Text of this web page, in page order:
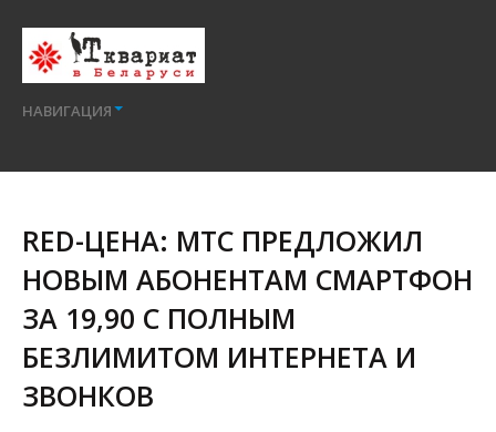
НАВИГАЦИЯ
RED-ЦЕНА: МТС ПРЕДЛОЖИЛ
НОВЫМ АБОНЕНТАМ СМАРТФОН
ЗА 19,90 С ПОЛНЫМ
БЕЗЛИМИТОМ ИНТЕРНЕТА И
ЗВОНКОВ